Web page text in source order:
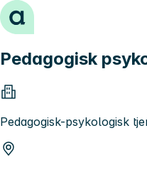
Hopp til innhold
Pedagogisk
Pedagogisk-psykologisk